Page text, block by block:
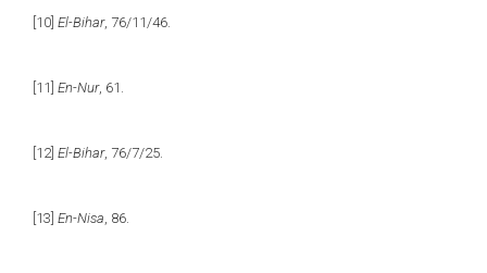
[10] El-Bihar, 76/11/46.
[11] En-Nur, 61.
[12] El-Bihar, 76/7/25.
[13] En-Nisa , 86.